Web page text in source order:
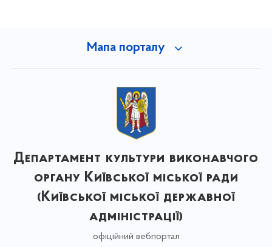
Мапа порталу
Департамент культури виконавчого
органу Київської міської ради
(Київської міської державної
адміністрації)
офіційний вебпортал